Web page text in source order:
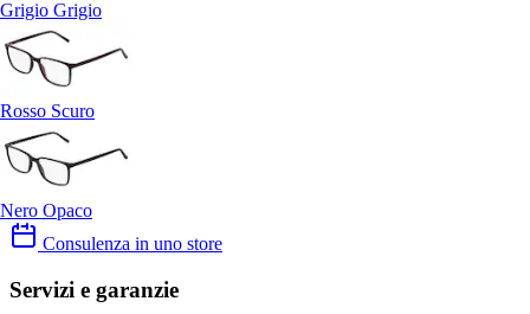
Grigio Grigio
Rosso Scuro
Nero Opaco
Consulenza in uno store
Servizi e garanzie